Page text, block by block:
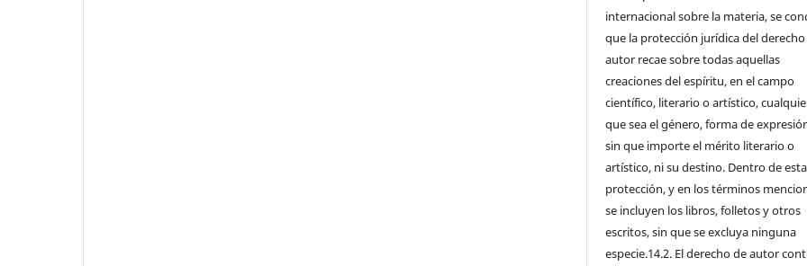
internacional sobre la materia, se
que la protección jurídica del
autor recae sobre todas aquellas
creaciones del espíritu, en el campo
científico, literario o artístico,
que sea el género, forma de
sin que importe el mérito literario o
artístico, ni su destino. Dentro de esta
protección, y en los términos
se incluyen los libros, folletos y otros
escritos, sin que se excluya ninguna
especie.14.2. El derecho de autor